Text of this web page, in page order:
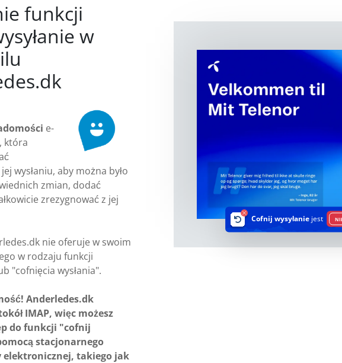
funkcji
w
e-
która
wysłaniu, aby można było
zmian, dodać
zrezygnować z jej
nie oferuje w swoim
w rodzaju funkcji
"cofnięcia wysłania".
Anderledes.dk
IMAP, więc możesz
do funkcji "cofnij
stacjonarnego
elektronicznej, takiego jak
Cofnij wysyłaniejest